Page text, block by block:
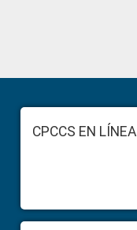
Sidebar
FooterCPCCS EN LÍNEA